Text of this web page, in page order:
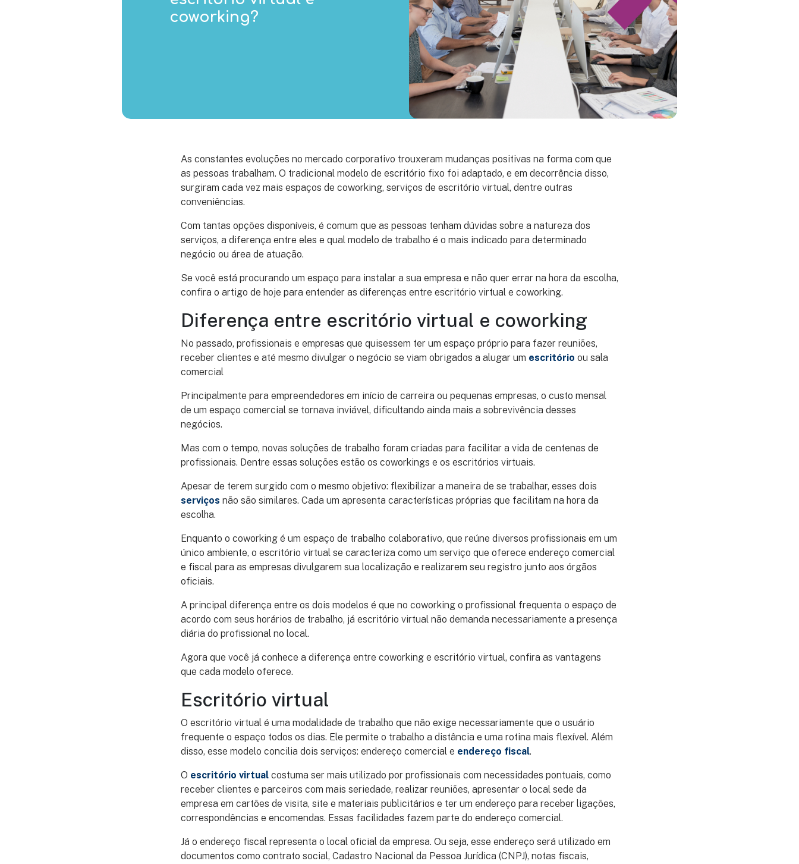
coworking?
As constantes evoluções no mercado corporativo trouxeram mudanças positivas na forma com que
as pessoas trabalham. O tradicional modelo de escritório fixo foi adaptado, e em decorrência disso,
surgiram cada vez mais espaços de coworking, serviços de escritório virtual, dentre outras
conveniências.
Com tantas opções disponíveis, é comum que as pessoas tenham dúvidas sobre a natureza dos
serviços, a diferença entre eles e qual modelo de trabalho é o mais indicado para determinado
negócio ou área de atuação.
Se você está procurando um espaço para instalar a sua empresa e não quer errar na hora da escolha,
confira o artigo de hoje para entender as diferenças entre escritório virtual e coworking.
Diferença entre escritório virtual e coworking
No passado, profissionais e empresas que quisessem ter um espaço próprio para fazer reuniões,
receber clientes e até mesmo divulgar o negócio se viam obrigados a alugar um escritório ou sala
comercial
Principalmente para empreendedores em início de carreira ou pequenas empresas, o custo mensal
de um espaço comercial se tornava inviável, dificultando ainda mais a sobrevivência desses
negócios.
Mas com o tempo, novas soluções de trabalho foram criadas para facilitar a vida de centenas de
profissionais. Dentre essas soluções estão os coworkings e os escritórios virtuais.
Apesar de terem surgido com o mesmo objetivo: flexibilizar a maneira de se trabalhar, esses dois
serviços não são similares. Cada um apresenta características próprias que facilitam na hora da
escolha.
Enquanto o coworking é um espaço de trabalho colaborativo, que reúne diversos profissionais em um
único ambiente, o escritório virtual se caracteriza como um serviço que oferece endereço comercial
e fiscal para as empresas divulgarem sua localização e realizarem seu registro junto aos órgãos
oficiais.
A principal diferença entre os dois modelos é que no coworking o profissional frequenta o espaço de
acordo com seus horários de trabalho, já escritório virtual não demanda necessariamente a presença
diária do profissional no local.
Agora que você já conhece a diferença entre coworking e escritório virtual, confira as vantagens
que cada modelo oferece.
Escritório virtual
O escritório virtual é uma modalidade de trabalho que não exige necessariamente que o usuário
frequente o espaço todos os dias. Ele permite o trabalho a distância e uma rotina mais flexível. Além
disso, esse modelo concilia dois serviços: endereço comercial e endereço fiscal.
O escritório virtual costuma ser mais utilizado por profissionais com necessidades pontuais, como
receber clientes e parceiros com mais seriedade, realizar reuniões, apresentar o local sede da
empresa em cartões de visita, site e materiais publicitários e ter um endereço para receber ligações,
correspondências e encomendas. Essas facilidades fazem parte do endereço comercial.
Já o endereço fiscal representa o local oficial da empresa. Ou seja, esse endereço será utilizado em
documentos como contrato social, Cadastro Nacional da Pessoa Jurídica (CNPJ), notas fiscais,